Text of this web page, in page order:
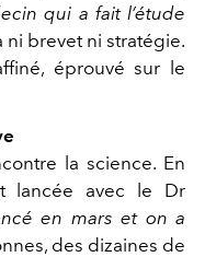
qui a fait l’étude
ni brevet ni stratégie.
éprouvé sur le
la science. En
lancée avec le Dr
en mars et on a
des dizaines de